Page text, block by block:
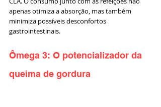
apenas otimiza a absorção, mas também
minimiza possíveis desconfortos
gastrointestinais.
Ômega 3: O potencializador da
queima de gordura